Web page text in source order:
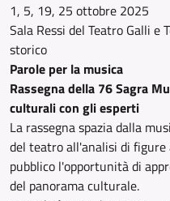
1, 5, 19, 25 ottobre 2025
Sala Ressi del Teatro Galli
storico
Parole per la musica
Rassegna della 76 Sagra
culturali con gli esperti
La rassegna spazia dalla
del teatro all'analisi di
pubblico l'opportunità di
del panorama culturale.